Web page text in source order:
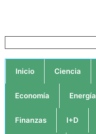
Inicio Ciencia
Economía Energía
Finanzas I+D